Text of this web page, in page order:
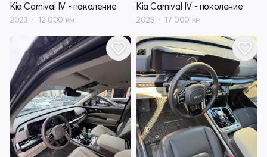
Kia Carnival IV - поколение
2023 12 000 км
Kia Carnival IV - поколение
2023 17 000 км